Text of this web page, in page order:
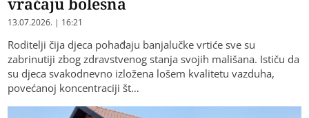
13.07.2026. | 16:21
Roditelji čija djeca pohađaju banjalučke vrtiće sve su
zabrinutiji zbog zdravstvenog stanja svojih mališana. Ističu da
su djeca svakodnevno izložena lošem kvalitetu vazduha,
povećanoj koncentraciji št…